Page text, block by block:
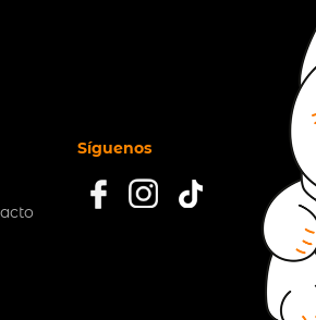
Síguenos